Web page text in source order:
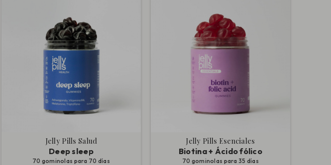
Jelly Pills Salud
Deep sleep
70 gominolas para 70 días
Jelly Pills Esenciales
Biotina + Ácido fólico
70 gominolas para 35 días